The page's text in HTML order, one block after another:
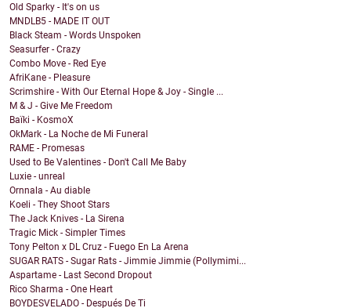
Old Sparky - It's on us
MNDLB5 - MADE IT OUT
Black Steam - Words Unspoken
Seasurfer - Crazy
Combo Move - Red Eye
AfriKane - Pleasure
Scrimshire - With Our Eternal Hope & Joy - Single ...
M & J - Give Me Freedom
Baïki - KosmoX
OkMark - La Noche de Mi Funeral
RAME - Promesas
Used to Be Valentines - Don't Call Me Baby
Luxie - unreal
Ornnala - Au diable
Koeli - They Shoot Stars
The Jack Knives - La Sirena
Tragic Mick - Simpler Times
Tony Pelton x DL Cruz - Fuego En La Arena
SUGAR RATS - Sugar Rats - Jimmie Jimmie (Pollymimi...
Aspartame - Last Second Dropout
Rico Sharma - One Heart
BOYDESVELADO - Después De Ti